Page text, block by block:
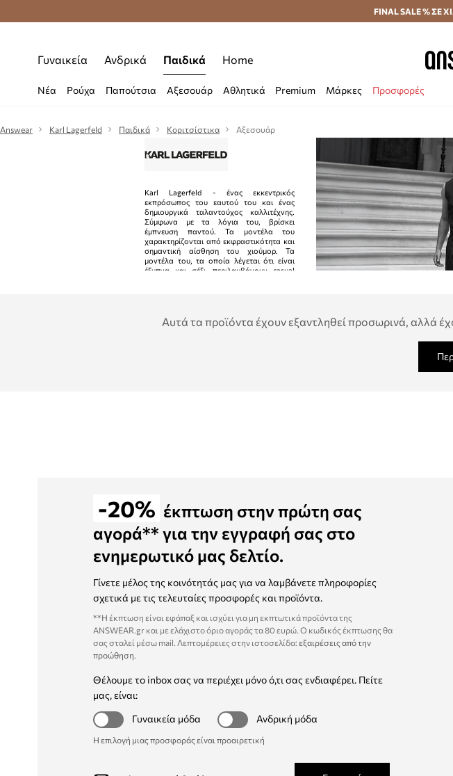
Αποστολή σε 24 ώρες
FINAL SALE % ΣΕ
Γυναικεία Ανδρικά Παιδικά Home
Νέα Ρούχα Παπούτσια Αξεσουάρ Αθλητικά Premium Μάρκες Προσφορές
Answear Karl Lagerfeld Παιδικά Κοριτσίστικα Αξεσουάρ
Karl Lagerfeld - ένας εκκεντρικός
εκπρόσωπος του εαυτού του και ένας
δημιουργικά ταλαντούχος καλλιτέχνης.
Σύμφωνα με τα λόγια του, βρίσκει
έμπνευση παντού. Τα μοντέλα του
χαρακτηρίζονται από εκφραστικότητα και
σημαντική αίσθηση του χιούμορ. Τα
μοντέλα του, τα οποία λέγεται ότι είναι
έξυπνα και σέξι, περιλαμβάνουν casual
Αυτά τα προϊόντα έχουν εξαντληθεί προσωρινά, αλλά
-20% έκπτωση στην πρώτη σας
αγορά** για την εγγραφή σας στο
ενημερωτικό μας δελτίο.
Γίνετε μέλος της κοινότητάς μας για να λαμβάνετε πληροφορίες
σχετικά με τις τελευταίες προσφορές και προϊόντα.
**Η έκπτωση είναι εφάπαξ και ισχύει για μη εκπτωτικά προϊόντα της
ANSWEAR.gr και με ελάχιστο όριο αγοράς τα 80 ευρώ. Ο κωδικός έκπτωσης θα
σας σταλεί μέσω mail. Λεπτομέρειες στην ιστοσελίδα:εξαιρέσεις από την
προώθηση.
Θέλουμε το inbox σας να περιέχει μόνο ό,τι σας ενδιαφέρει. Πείτε
μας, είναι:
Γυναικεία μόδα
Ανδρική μόδα
Η επιλογή μιας προσφοράς είναι προαιρετική